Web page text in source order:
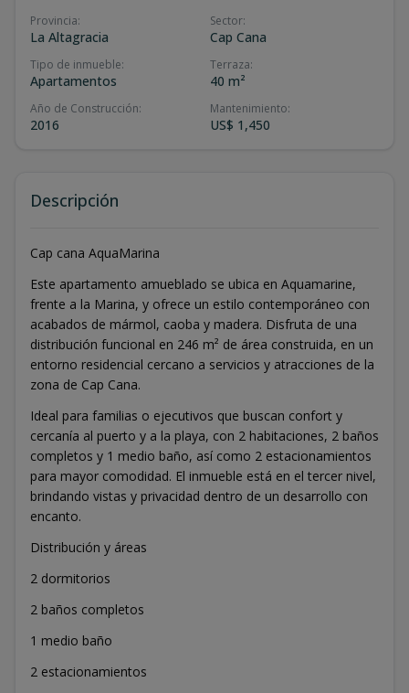
Provincia:
La Altagracia
Sector:
Cap Cana
Tipo de inmueble:
Apartamentos
Terraza:
40 m²
Año de Construcción:
2016
Mantenimiento:
US$ 1,450
Descripción
Cap cana AquaMarina
Este apartamento amueblado se ubica en Aquamarine,
frente a la Marina, y ofrece un estilo contemporáneo con
acabados de mármol, caoba y madera. Disfruta de una
distribución funcional en 246 m² de área construida, en un
entorno residencial cercano a servicios y atracciones de la
zona de Cap Cana.
Ideal para familias o ejecutivos que buscan confort y
cercanía al puerto y a la playa, con 2 habitaciones, 2 baños
completos y 1 medio baño, así como 2 estacionamientos
para mayor comodidad. El inmueble está en el tercer nivel,
brindando vistas y privacidad dentro de un desarrollo con
encanto.
Distribución y áreas
2 dormitorios
2 baños completos
1 medio baño
2 estacionamientos